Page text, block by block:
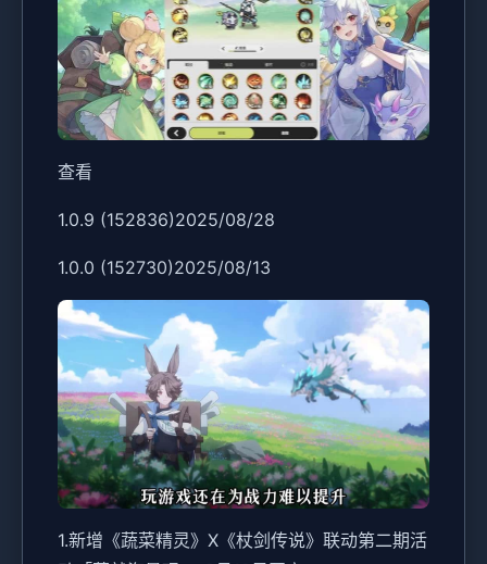
查看
1.0.9 (152836)2025/08/28
1.0.0 (152730)2025/08/13
1.新增《蔬菜精灵》X《杖剑传说》联动第二期活